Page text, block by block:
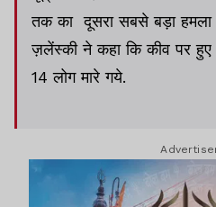
तक का दूसरा सबसे बड़ा हमला
ज़लेंस्की ने कहा कि कीव पर हुए
14 लोग मारे गये.